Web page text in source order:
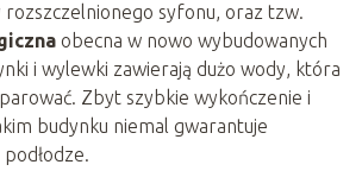
syfonu, oraz tzw.
obecna w nowo wybudowanych
i wylewki zawierają dużo wody, która
Zbyt szybkie wykończenie i
budynku niemal gwarantuje